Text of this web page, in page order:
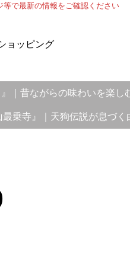
で最新の情報をご確認ください
ョッピング
｜昔ながらの味わいを楽し
乗寺』｜天狗伝説が息づ